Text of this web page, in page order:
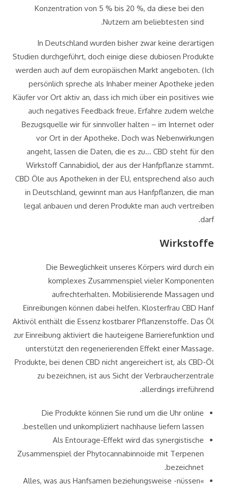
Konzentration von 5 % bis 20 %, da diese bei den
Nutzern am beliebtesten sind.
In Deutschland wurden bisher zwar keine derartigen
Studien durchgeführt, doch einige diese dubiosen Produkte
werden auch auf dem europäischen Markt angeboten. (Ich
persönlich spreche als Inhaber meiner Apotheke jeden
Käufer vor Ort aktiv an, dass ich mich über ein positives wie
auch negatives Feedback freue. Erfahre zudem welche
Bezugsquelle wir für sinnvoller halten – im Internet oder
vor Ort in der Apotheke. Doch was Nebenwirkungen
angeht, lassen die Daten, die es zu… CBD steht für den
Wirkstoff Cannabidiol, der aus der Hanfpflanze stammt.
CBD Öle aus Apotheken in der EU, entsprechend also auch
in Deutschland, gewinnt man aus Hanfpflanzen, die man
legal anbauen und deren Produkte man auch vertreiben
darf.
Wirkstoffe
Die Beweglichkeit unseres Körpers wird durch ein
komplexes Zusammenspiel vieler Komponenten
aufrechterhalten. Mobilisierende Massagen und
Einreibungen können dabei helfen. Klosterfrau CBD Hanf
Aktivöl enthält die Essenz kostbarer Pflanzenstoffe. Das Öl
zur Einreibung aktiviert die hauteigene Barrierefunktion und
unterstützt den regenerierenden Effekt einer Massage.
Produkte, bei denen CBD nicht angereichert ist, als CBD-Öl
zu bezeichnen, ist aus Sicht der Verbraucherzentrale
allerdings irreführend.
Die Produkte können Sie rund um die Uhr online
bestellen und unkompliziert nachhause liefern lassen.
Als Entourage-Effekt wird das synergistische
Zusammenspiel der Phytocannabinnoide mit Terpenen
bezeichnet.
»Alles, was aus Hanfsamen beziehungsweise -nüssen